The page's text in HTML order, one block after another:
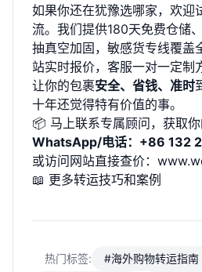
如果你还在犹豫选哪家，欢迎
流。我们提供180天免费仓储
抽真空加固，敏感货专线覆盖
站实时报价，客服一对一定制
让你的包裹安全、省钱、准时
十年还觉得特有价值的事。
📦 马上联系专属顾问，获取你
WhatsApp/电话：+86 132
或访问网站直接查价：
📖 更多转运技巧和案例
热门标签:
#海外购物转运指南